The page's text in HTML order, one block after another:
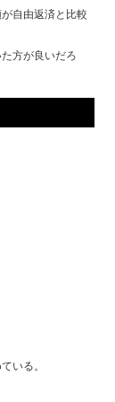
自由返済と比較
方が良いだろ
いる。